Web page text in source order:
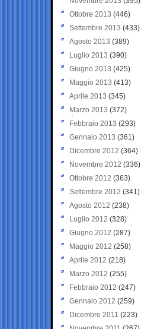
Ottobre 2013 (446)
Settembre 2013 (433)
Agosto 2013 (389)
Luglio 2013 (390)
Giugno 2013 (425)
Maggio 2013 (413)
Aprile 2013 (345)
Marzo 2013 (372)
Febbraio 2013 (293)
Gennaio 2013 (361)
Dicembre 2012 (364)
Novembre 2012 (336)
Ottobre 2012 (363)
Settembre 2012 (341)
Agosto 2012 (238)
Luglio 2012 (328)
Giugno 2012 (287)
Maggio 2012 (258)
Aprile 2012 (218)
Marzo 2012 (255)
Febbraio 2012 (247)
Gennaio 2012 (259)
Dicembre 2011 (223)